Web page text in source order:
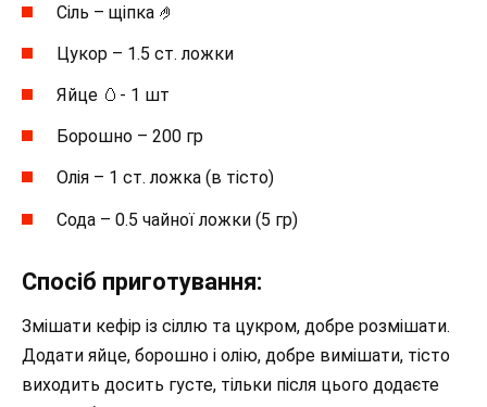
Сіль – щіпка 🤌
Цукор – 1.5 ст. ложки
Яйце 🥚- 1 шт
Борошно – 200 гр
Олія – 1 ст. ложка (в тісто)
Сода – 0.5 чайної ложки (5 гр)
Спосіб приготування:
Змішати кефір із сіллю та цукром, добре розмішати.
Додати яйце, борошно і олію, добре вимішати, тісто
виходить досить густе, тільки після цього додаєте